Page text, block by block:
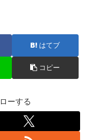
はてブ
コピー
ーする